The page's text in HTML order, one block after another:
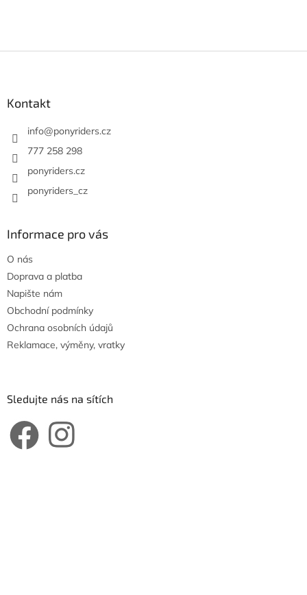
Kontakt
info@ponyriders.cz
777 258 298
ponyriders.cz
ponyriders_cz
Informace pro vás
O nás
Doprava a platba
Napište nám
Obchodní podmínky
Ochrana osobních údajů
Reklamace, výměny, vratky
Sledujte nás na sítích